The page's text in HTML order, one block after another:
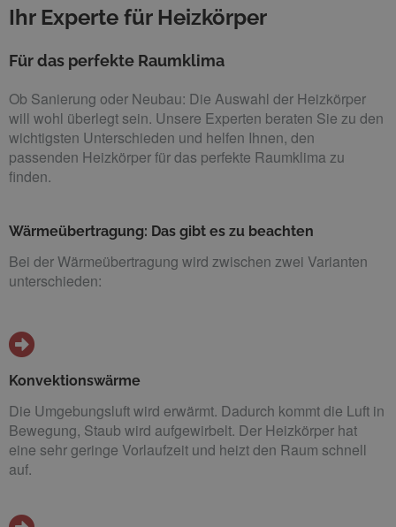
Ihr Experte für Heizkörper
Für das perfekte Raumklima
Ob Sanierung oder Neubau: Die Auswahl der Heizkörper
will wohl überlegt sein. Unsere Experten beraten Sie zu den
wichtigsten Unterschieden und helfen Ihnen, den
passenden Heizkörper für das perfekte Raumklima zu
finden.
Wärmeübertragung: Das gibt es zu beachten
Bei der Wärmeübertragung wird zwischen zwei Varianten
unterschieden:
Konvektionswärme
Die Umgebungsluft wird erwärmt. Dadurch kommt die Luft in
Bewegung, Staub wird aufgewirbelt. Der Heizkörper hat
eine sehr geringe Vorlaufzeit und heizt den Raum schnell
auf.